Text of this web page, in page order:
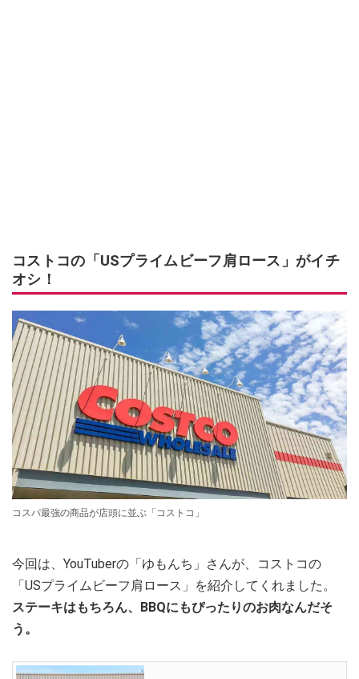
コストコの「USプライムビーフ肩ロース」がイチ
オシ！
コスパ最強の商品が店頭に並ぶ「コストコ」
今回は、YouTuberの「ゆもんち」さんが、コストコの
「USプライムビーフ肩ロース」を紹介してくれました。
ステーキはもちろん、BBQにもぴったりのお肉なんだそ
う。